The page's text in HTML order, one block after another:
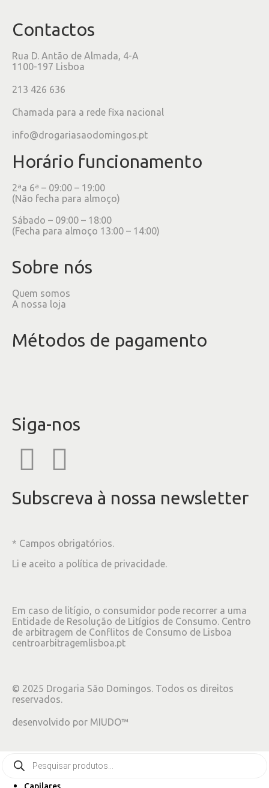
Contactos
Rua D. Antão de Almada, 4-A
1100-197 Lisboa
213 426 636
Chamada para a rede fixa nacional
info@drogariasaodomingos.pt
Horário funcionamento
2ªa 6ª – 09:00 – 19:00
(Não fecha para almoço)
Sábado – 09:00 – 18:00
(Fecha para almoço 13:00 – 14:00)
Sobre nós
Quem somos
A nossa loja
Métodos de pagamento
Siga-nos
Subscreva à nossa newsletter
* Campos obrigatórios.
Li e aceito a política de privacidade.
Em caso de litígio, o consumidor pode recorrer a uma
Entidade de Resolução de Litígios de Consumo. Centro
de arbitragem de Conflitos de Consumo de Lisboa
centroarbitragemlisboa.pt
© 2025 Drogaria São Domingos. Todos os direitos
reservados.
desenvolvido por MIUDO™